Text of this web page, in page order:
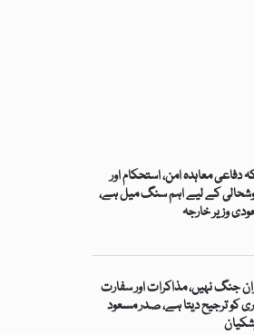
دفاعی معاہدہ امن، استحکام اور
کے لیے اہم سنگ میل ہے،
وزیر خارجہ
جنگ نہیں، مذاکرات اور سفارت
کو ترجیح دیتا ہے، صدر مسعود